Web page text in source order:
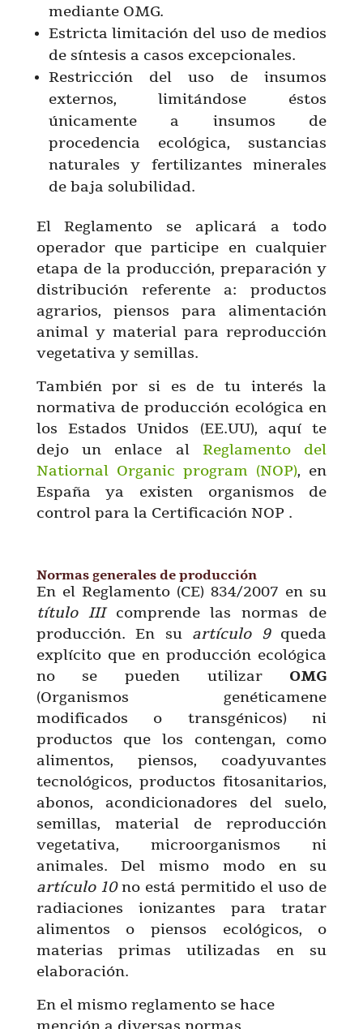
mediante OMG.
Estricta limitación del uso de medios
de síntesis a casos excepcionales.
Restricción del uso de insumos
externos, limitándose éstos
únicamente a insumos de
procedencia ecológica, sustancias
naturales y fertilizantes minerales
de baja solubilidad.
El Reglamento se aplicará a todo
operador que participe en cualquier
etapa de la producción, preparación y
distribución referente a: productos
agrarios, piensos para alimentación
animal y material para reproducción
vegetativa y semillas.
También por si es de tu interés la
normativa de producción ecológica en
los Estados Unidos (EE.UU), aquí te
dejo un enlace al Reglamento del
Natiornal Organic program (NOP), en
España ya existen organismos de
control para la Certificación NOP .
Normas generales de producción
En el Reglamento (CE) 834/2007 en su
título IIIcomprende las normas de
producción. En su artículo 9 queda
explícito que en producción ecológica
no se pueden utilizar OMG
(Organismos genéticamene
modificados o transgénicos) ni
productos que los contengan, como
alimentos, piensos, coadyuvantes
tecnológicos, productos fitosanitarios,
abonos, acondicionadores del suelo,
semillas, material de reproducción
vegetativa, microorganismos ni
animales. Del mismo modo en su
artículo 10no está permitido el uso de
radiaciones ionizantes para tratar
alimentos o piensos ecológicos, o
materias primas utilizadas en su
elaboración.
En el mismo reglamento se hace